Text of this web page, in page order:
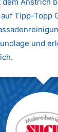
Tipp-Topp
und